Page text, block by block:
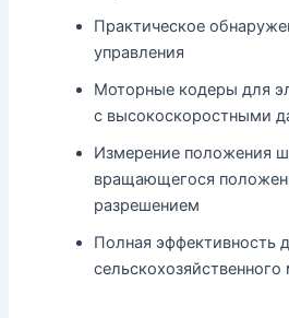
Практическое
управления
Моторные кодеры для
с высокоскоростными
Измерение положения
вращающегося
разрешением
Полная эффективность
сельскохозяйственного